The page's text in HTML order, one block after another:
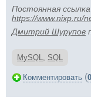
Постоянная
https://www.nixp.ru/
Дмитрий Шурупов
MySQL, SQL
Комментировать (0